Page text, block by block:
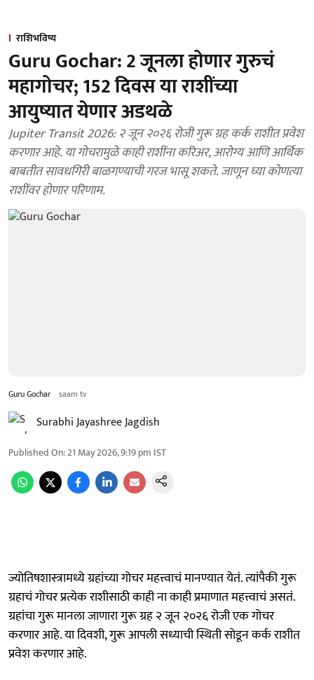
राशिभविष्य
Guru Gochar: 2 जूनला होणार गुरुचं
महागोचर; 152 दिवस या राशींच्या
आयुष्यात येणार अडथळे
Jupiter Transit 2026: २ जून २०२६ रोजी गुरू ग्रह कर्क राशीत प्रवेश
करणार आहे. या गोचरामुळे काही राशींना करिअर, आरोग्य आणि आर्थिक
बाबतीत सावधगिरी बाळगण्याची गरज भासू शकते. जाणून घ्या कोणत्या
राशींवर होणार परिणाम.
Guru Gochar saam tv
Surabhi Jayashree Jagdish
Published On:21 May 2026, 9:19 pm IST
ज्योतिषशास्त्रामध्ये ग्रहांच्या गोचर महत्त्वाचं मानण्यात येतं. त्यांपैकी गुरू
ग्रहाचं गोचर प्रत्येक राशीसाठी काही ना काही प्रमाणात महत्त्वाचं असतं.
ग्रहांचा गुरू मानला जाणारा गुरू ग्रह २ जून २०२६ रोजी एक गोचर
करणार आहे. या दिवशी, गुरू आपली सध्याची स्थिती सोडून कर्क राशीत
प्रवेश करणार आहे.